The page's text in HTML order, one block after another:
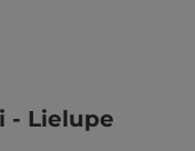
- Lielupe